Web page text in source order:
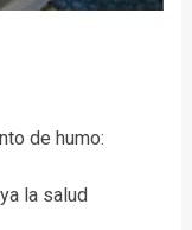
de humo:
la salud